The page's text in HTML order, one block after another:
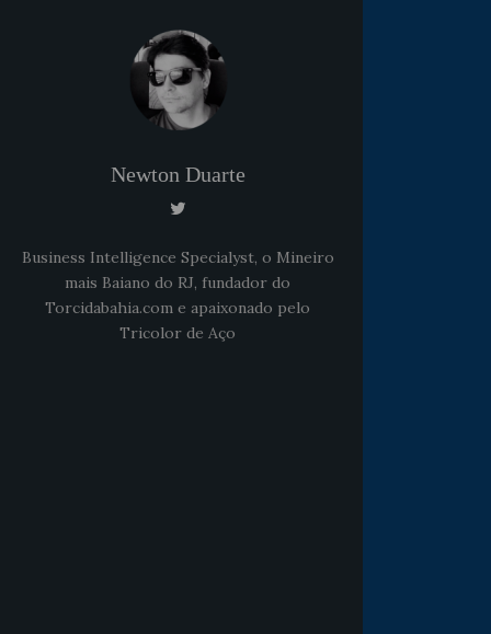
Newton Duarte
Business Intelligence Specialyst, o Mineiro
mais Baiano do RJ, fundador do
Torcidabahia.com e apaixonado pelo
Tricolor de Aço